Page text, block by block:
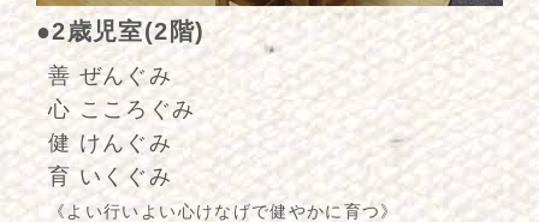
●2歳児室(2階)
善 ぜんぐみ
心 こころぐみ
健 けんぐみ
育 いくぐみ
《よい行いよい心けなげで健やかに育つ》